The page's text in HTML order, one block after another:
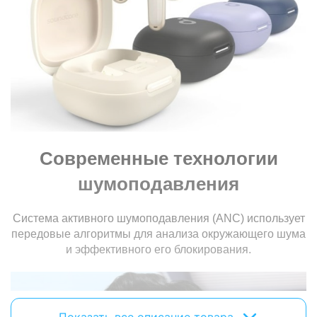
аккумулятор
Время зарядки:
1 ч
12 ч (60 ч)
Поддержка беспроводной
Микрофон
Наличие микрофона:
с микрофоном
Особенности
Регулятор громкости: есть
Современные технологии
шумоподавления
Система активного шумоподавления (ANC) использует
передовые алгоритмы для анализа окружающего шума
и эффективного его блокирования.